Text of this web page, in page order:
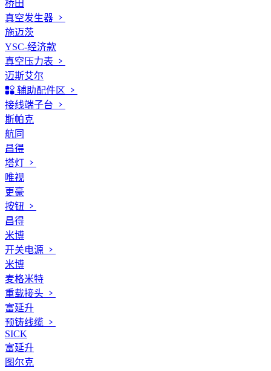
桥田
真空发生器
施迈茨
YSC-经济款
真空压力表
迈斯艾尔
辅助配件区
接线端子台
斯帕克
航同
昌得
塔灯
唯视
更豪
按钮
昌得
米博
开关电源
米博
麦格米特
重载接头
富延升
预铸线缆
SICK
富延升
图尔克